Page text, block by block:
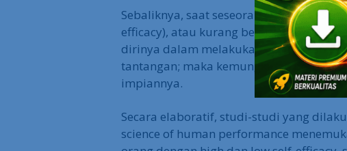
Sebaliknya, saat seseorang memiliki
efficacy), atau kurang begitu yakin
dirinya dalam melakukan action atau
tantangan; maka kemungkinan besar
impiannya.
Secara elaboratif, studi-studi yang
science of human performance